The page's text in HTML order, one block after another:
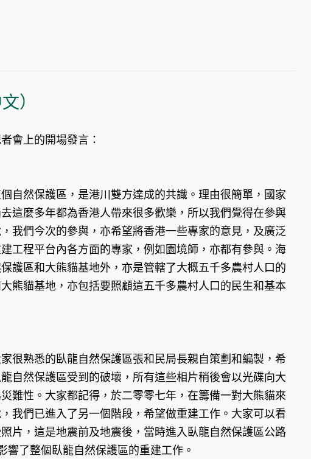
）
會上的開場發言：
自然保護區，是港川雙方達成的共識。理由很簡單，國家
這麼多年都為香港人帶來很多歡樂，所以我們覺得在參與
我們今次的參與，亦希望將香港一些專家的意見，及廣泛
工程平台內各方面的專家，例如園境師，亦都有參與。海
護區和大熊貓基地外，亦是管轄了大概五千多農村人口的
熊貓基地，亦包括要照顧這五千多農村人口的民生和基本
很熟悉的臥龍自然保護區張和民局長親自策劃和編製，希
自然保護區受到的破壞，所有這些相片稍後會以光碟向大
難性。大家都記得，於二零零七年，在籌備一對大熊貓來
我們已進入了另一個階段，希望做重建工作。大家可以看
片，這是地震前及地震後，當時進入臥龍自然保護區公路
了整個臥龍自然保護區的重建工作。